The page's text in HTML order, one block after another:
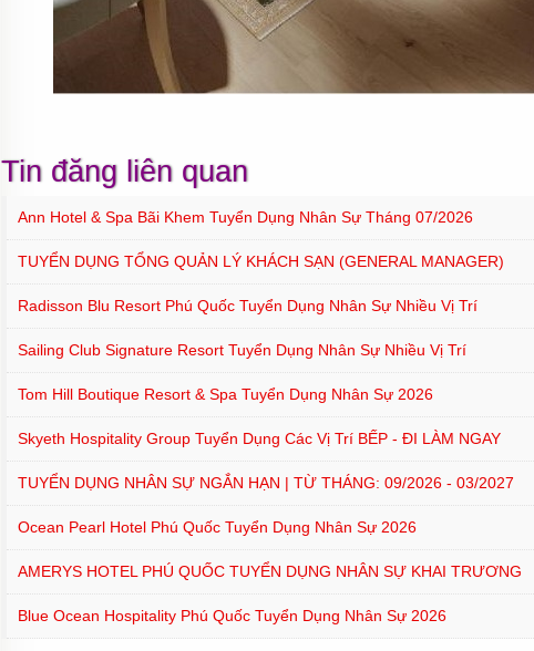
Tin đăng liên quan
Ann Hotel & Spa Bãi Khem Tuyển Dụng Nhân Sự Tháng 07/2026
TUYỂN DỤNG TỔNG QUẢN LÝ KHÁCH SẠN (GENERAL MANAGER)
Radisson Blu Resort Phú Quốc Tuyển Dụng Nhân Sự Nhiều Vị Trí
Sailing Club Signature Resort Tuyển Dụng Nhân Sự Nhiều Vị Trí
Tom Hill Boutique Resort & Spa Tuyển Dụng Nhân Sự 2026
Skyeth Hospitality Group Tuyển Dụng Các Vị Trí BẾP - ĐI LÀM NGAY
TUYỂN DỤNG NHÂN SỰ NGẮN HẠN | TỪ THÁNG: 09/2026 - 03/2027
Ocean Pearl Hotel Phú Quốc Tuyển Dụng Nhân Sự 2026
AMERYS HOTEL PHÚ QUỐC TUYỂN DỤNG NHÂN SỰ KHAI TRƯƠNG
Blue Ocean Hospitality Phú Quốc Tuyển Dụng Nhân Sự 2026